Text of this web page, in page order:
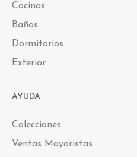
Cocinas
Baños
Dormitorios
Exterior
AYUDA
Colecciones
Ventas Mayoristas